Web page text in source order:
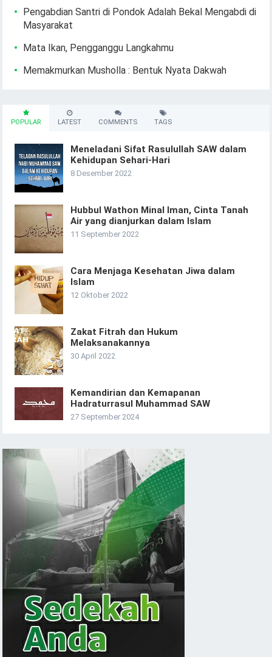
Pengabdian Santri di Pondok Adalah Bekal Mengabdi di
Masyarakat
Mata Ikan, Pengganggu Langkahmu
Memakmurkan Musholla : Bentuk Nyata Dakwah
POPULAR LATEST COMMENTS TAGS
Meneladani Sifat Rasulullah SAW dalam
Kehidupan Sehari-Hari
8 Desember 2022
Hubbul Wathon Minal Iman, Cinta Tanah
Air yang dianjurkan dalam Islam
11 September 2022
Cara Menjaga Kesehatan Jiwa dalam
Islam
12 Oktober 2022
Zakat Fitrah dan Hukum
Melaksanakannya
30 April 2022
Kemandirian dan Kemapanan
Hadraturrasul Muhammad SAW
27 September 2024